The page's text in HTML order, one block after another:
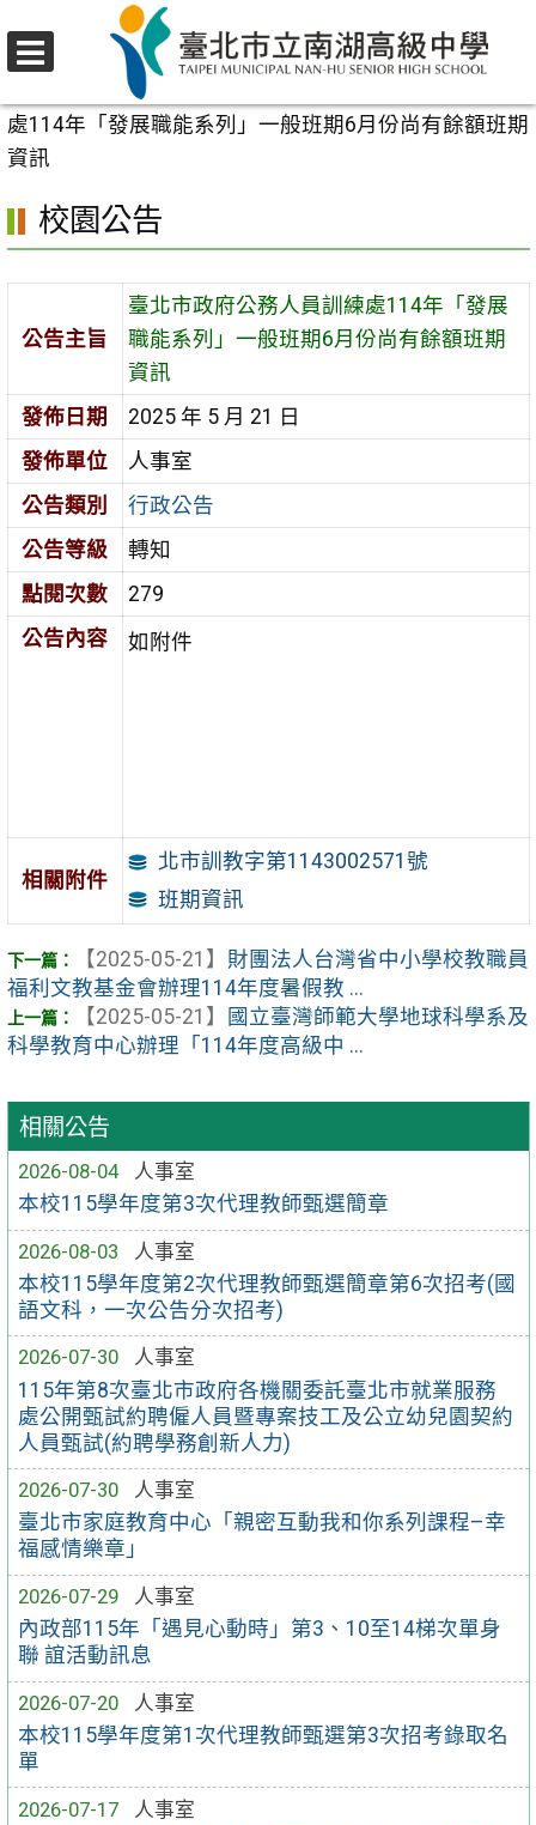
至
要
內
校園公告
處114年「發展職能系列」一般班期6月份尚有餘額班期
資訊
相關公告
2026-08-04
人事室
本校115學年度第3次代理教師甄選簡章
2026-08-03
人事室
本校115學年度第2次代理教師甄選簡章第6次招考(國
語文科，一次公告分次招考)
2026-07-30
人事室
115年第8次臺北市政府各機關委託臺北市就業服務
處公開甄試約聘僱人員暨專案技工及公立幼兒園契約
人員甄試(約聘學務創新人力)
2026-07-30
人事室
臺北市家庭教育中心「親密互動我和你系列課程–幸
福感情樂章」
2026-07-29
人事室
內政部115年「遇見心動時」第3、10至14梯次單身
聯 誼活動訊息
2026-07-20
人事室
本校115學年度第1次代理教師甄選第3次招考錄取名
單
2026-07-17
人事室
校園公告
公告主旨
臺北市政府公務人員訓練處114年「發展
職能系列」一般班期6月份尚有餘額班期
資訊
發佈日期
2025 年 5 月 21 日
發佈單位
人事室
公告類別
行政公告
公告等級
轉知
點閱次數
279
公告內容
如附件
相關附件
北市訓教字第1143002571號
班期資訊
【2025-05-21】 財團法人台灣省中小學校教職員
福利文教基金會辦理114年度暑假教 ...
【2025-05-21】
國立臺灣師範大學地球科學系及
科學教育中心辦理「114年度高級中 ...
選
單